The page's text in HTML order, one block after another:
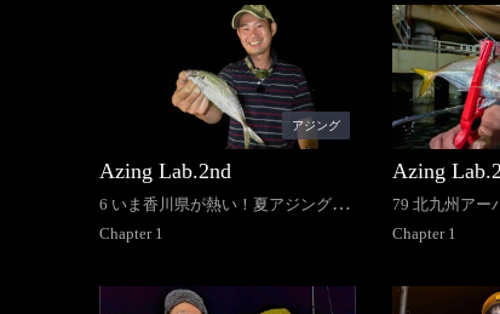
アジング
Azing Lab.2nd
6 いま香川県が熱い！夏アジング新
メソッド攻略
Chapter 1
Azing
79 北九州アー
Chapter 1